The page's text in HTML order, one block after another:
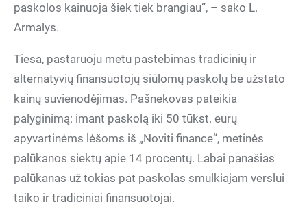
paskolos kainuoja šiek tiek brangiau“, – sako L.
Armalys.
Tiesa, pastaruoju metu pastebimas tradicinių ir
alternatyvių finansuotojų siūlomų paskolų be užstato
kainų suvienodėjimas. Pašnekovas pateikia
palyginimą: imant paskolą iki 50 tūkst. eurų
apyvartinėms lėšoms iš „Noviti finance“, metinės
palūkanos siektų apie 14 procentų. Labai panašias
palūkanas už tokias pat paskolas smulkiajam verslui
taiko ir tradiciniai finansuotojai.